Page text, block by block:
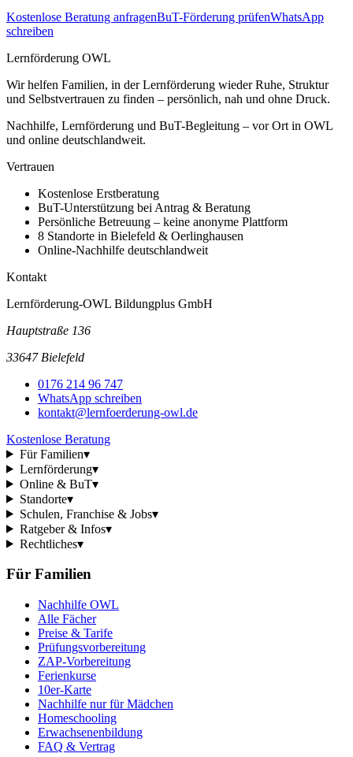
Kostenlose Beratung anfragenBuT-Förderung prüfenWhatsApp
schreiben
Lernförderung OWL
Wir helfen Familien, in der Lernförderung wieder Ruhe, Struktur
und Selbstvertrauen zu finden – persönlich, nah und ohne Druck.
Nachhilfe, Lernförderung und BuT-Begleitung – vor Ort in OWL
und online deutschlandweit.
Vertrauen
Kostenlose Erstberatung
BuT-Unterstützung bei Antrag & Beratung
Persönliche Betreuung – keine anonyme Plattform
8 Standorte in Bielefeld & Oerlinghausen
Online-Nachhilfe deutschlandweit
Kontakt
Lernförderung-OWL Bildungplus GmbH
Hauptstraße 136
33647 Bielefeld
0176 214 96 747
WhatsApp schreiben
kontakt@lernfoerderung-owl.de
Kostenlose Beratung
Für Familien▾
Lernförderung▾
Online & BuT▾
Standorte▾
Schulen, Franchise & Jobs▾
Ratgeber & Infos▾
Rechtliches▾
Für Familien
Nachhilfe OWL
Alle Fächer
Preise & Tarife
Prüfungsvorbereitung
ZAP-Vorbereitung
Ferienkurse
10er-Karte
Nachhilfe nur für Mädchen
Homeschooling
Erwachsenenbildung
FAQ & Vertrag